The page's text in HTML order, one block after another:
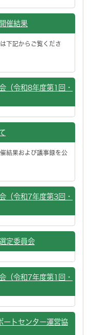
催結果
下記からご覧くださ
（令和8年度第1回・
結果および議事録を公
（令和7年度第3回・
定委員会
（令和7年度第1回・
ートセンター運営協